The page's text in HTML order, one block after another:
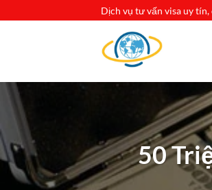
Dịch vụ tư vấn visa uy
50